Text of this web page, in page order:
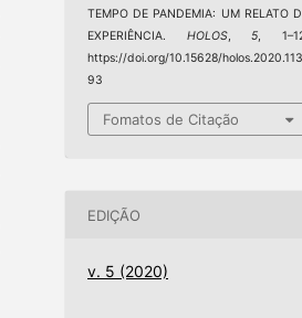
TEMPO DE PANDEMIA: UM RELATO
EXPERIÊNCIA. HOLOS,5 ,
https://doi.org/10.15628/holos.2020.113
93
Fomatos de Citação
EDIÇÃO
v. 5 (2020)